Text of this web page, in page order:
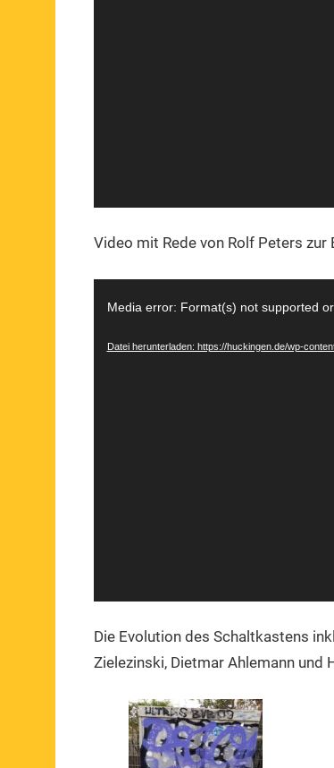
Video mit Rede von Rolf Peters
Player
Media error: Format(s) not supported
Datei herunterladen: https://huckingen.de/wp-
Die Evolution des Schaltkastens
Zielezinski, Dietmar Ahlemann und